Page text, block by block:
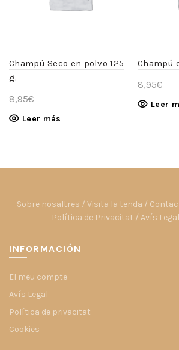
Champú Seco en polvo 125
g.
8,95€
Leer más
Champú
8,95€
Leer
Sobre nosaltres / Visita la tenda /
Política de Privacitat / Avís Legal
INFORMACIÓN
El meu compte
Avís Legal
Política de privacitat
Cookies